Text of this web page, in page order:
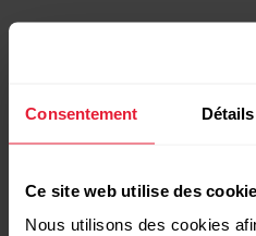
Consentement Détails
Ce site web utilise des
Nous utilisons des cookies
Vous avez la possibilité de
des rappels glucides grâce à la
d’endurance expérimenté et